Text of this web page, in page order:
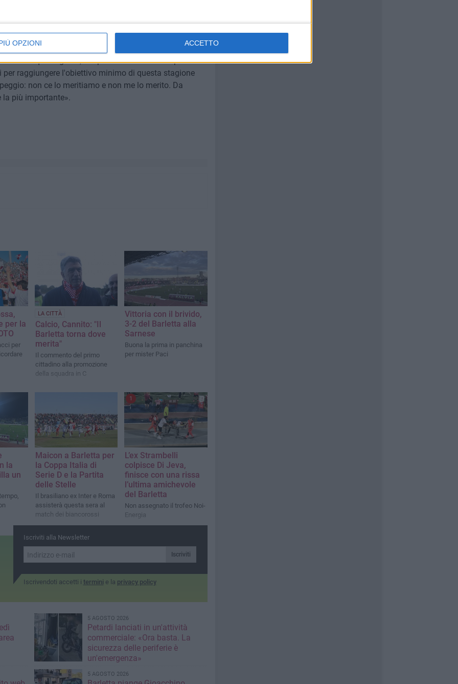
OPZIONI ACCETTO
A ME LA VITTORIA
categoria. «Questa vittoria l'abbiamo aspettata tutti, è di
che lo fanno solo per amore e non per lucro. La dedico
in questi giorni, ora però andiamo avanti perchè
raggiungere l'obiettivo minimo di questa stagione
non ce lo meritiamo e non me lo merito. Da
più importante».
per la
per
LA CITTÀ
Calcio, Cannito: "Il
Barletta torna dove
merita"
Il commento del primo
cittadino alla promozione
della squadra in C
Vittoria con il brivido,
3-2 del Barletta alla
Sarnese
Buona la prima in panchina
per mister Paci
la
un
Maicon a Barletta per
la Coppa Italia di
Serie D e la Partita
delle Stelle
Il brasiliano ex Inter e Roma
assisterà questa sera al
match dei biancorossi
1
L’ex Strambelli
colpisce Di Jeva,
finisce con una rissa
l’ultima amichevole
del Barletta
Non assegnato il trofeo Noi-
Energia
Iscriviti alla Newsletter
Iscriviti
Iscrivendoti accetti i termini e la privacy policy
5 AGOSTO 2026
Petardi lanciati in un'attività
commerciale: «Ora basta. La
sicurezza delle periferie è
un'emergenza»
5 AGOSTO 2026